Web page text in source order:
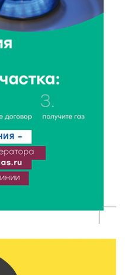
дал чёткие
на улице
округе
так важна
из Твери со